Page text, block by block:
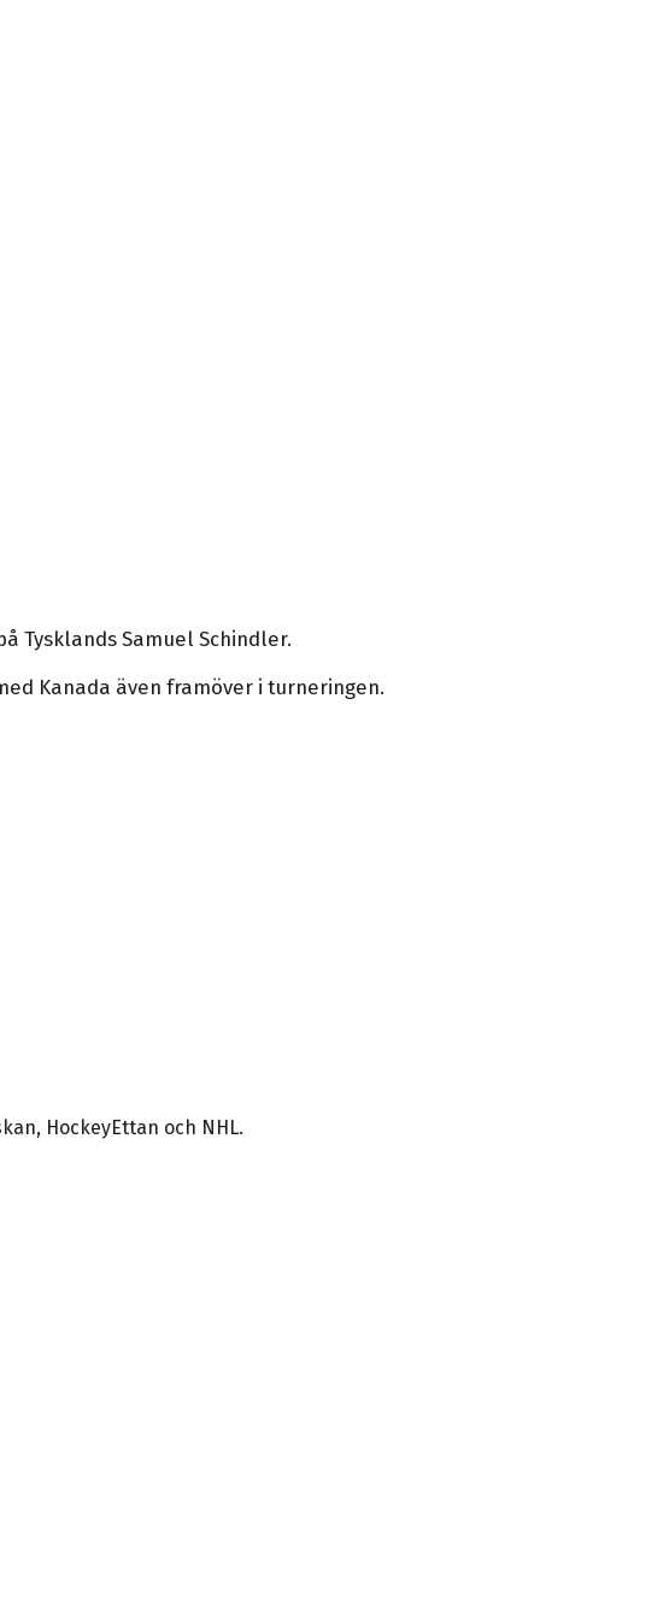
Tysklands Samuel Schindler.
Kanada även framöver i turneringen.
HockeyEttan och NHL.